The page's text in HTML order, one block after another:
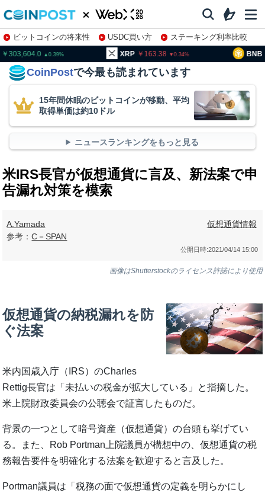
ビットコインの将来性 USDC買い方
ステーキング利率比較
株特集・関連銘柄
0.39 XRP 163.38 0.34 BNB
CoinPostで今最も読まれています
15年間休眠のビットコインが移動、平均
取得単価は約10ドル
ニュースランキングをもっと見る
米IRS長官が仮想通貨に言及、新法案で申
告漏れ対策を模索
A.Yamada
参考：C－SPAN
仮想通貨情報
公開日時:2021/04/14 15:00
画像はShutterstockのライセンス許諾により使用
仮想通貨の納税漏れを防
ぐ法案
米内国歳入庁（IRS）のCharles
Rettig長官は「未払いの税金が拡大している」と指摘した。
米上院財政委員会の公聴会で証言したものだ。
背景の一つとして暗号資産（仮想通貨）の台頭も挙げてい
る。また、Rob Portman上院議員が構想中の、仮想通貨の税
務報告要件を明確化する法案を歓迎すると言及した。
Portman議員は「税務の面で仮想通貨の定義を明らかにし